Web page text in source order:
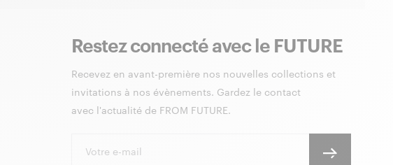
Restez connecté avec le FUTURE
Recevez en avant-première nos nouvelles collections et
invitations à nos évènements. Gardez le contact
avec l'actualité de FROM FUTURE.